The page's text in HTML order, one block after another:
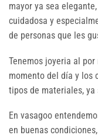
mayor ya sea
cuidadosa y
de personas que les
Tenemos joyeria al
momento del día y los
tipos de materiales,
En vasagoo
en buenas